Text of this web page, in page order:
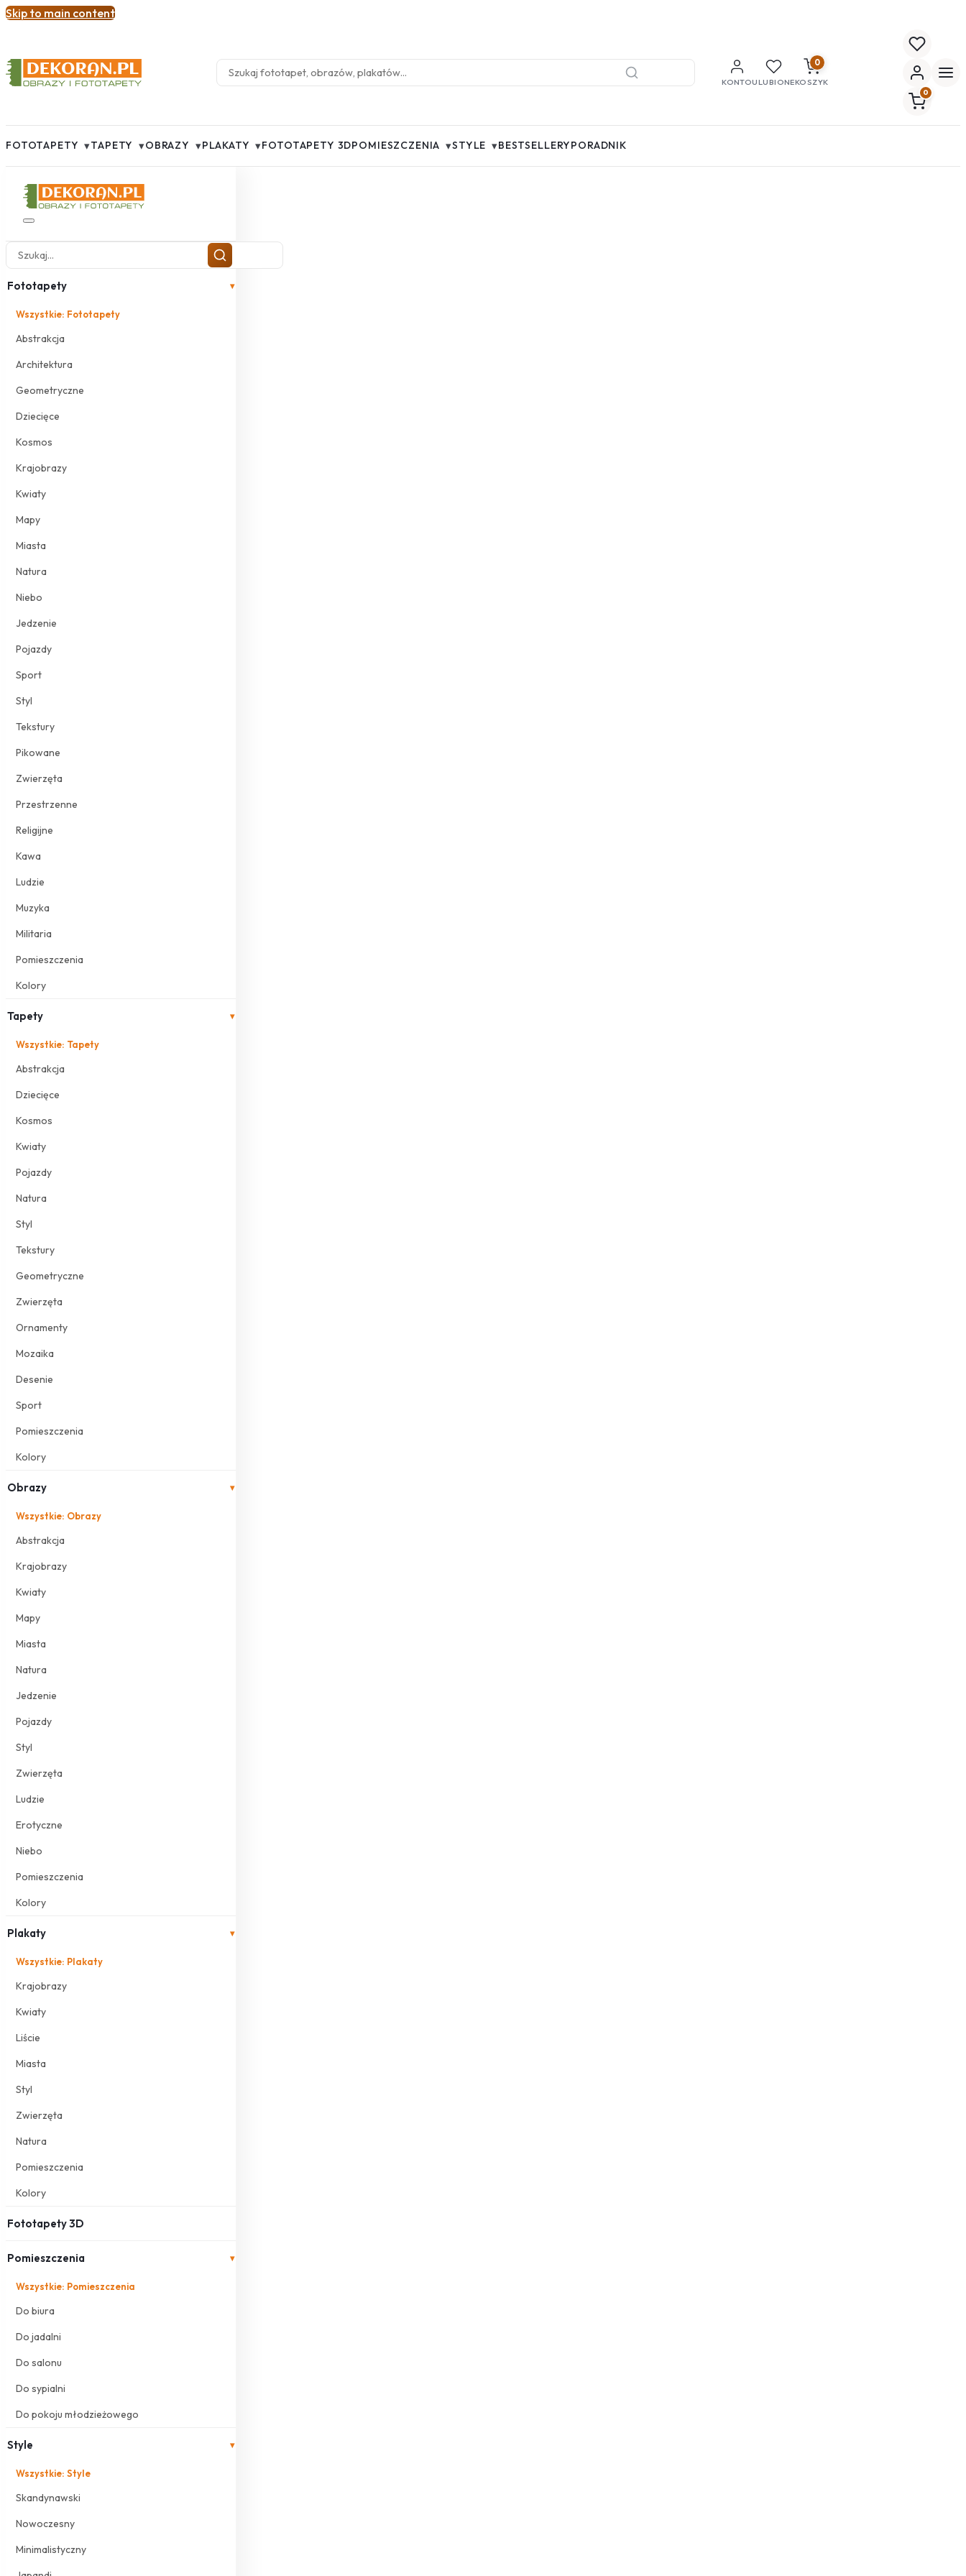
Skip to main content
KONTOULUBIONE
0
KOSZYK
0
FOTOTAPETY ▾TAPETY ▾OBRAZY ▾PLAKATY ▾FOTOTAPETY 3DPOMIESZCZENIA ▾STYLE ▾BESTSELLERYPORADNIK
Fototapety ▾
Wszystkie: Fototapety
Abstrakcja
Architektura
Geometryczne
Dziecięce
Kosmos
Krajobrazy
Kwiaty
Mapy
Miasta
Natura
Niebo
Jedzenie
Pojazdy
Sport
Styl
Tekstury
Pikowane
Zwierzęta
Przestrzenne
Religijne
Kawa
Ludzie
Muzyka
Militaria
Pomieszczenia
Kolory
Tapety ▾
Wszystkie: Tapety
Abstrakcja
Dziecięce
Kosmos
Kwiaty
Pojazdy
Natura
Styl
Tekstury
Geometryczne
Zwierzęta
Ornamenty
Mozaika
Desenie
Sport
Pomieszczenia
Kolory
Obrazy ▾
Wszystkie: Obrazy
Abstrakcja
Krajobrazy
Kwiaty
Mapy
Miasta
Natura
Jedzenie
Pojazdy
Styl
Zwierzęta
Ludzie
Erotyczne
Niebo
Pomieszczenia
Kolory
Plakaty ▾
Wszystkie: Plakaty
Krajobrazy
Kwiaty
Liście
Miasta
Styl
Zwierzęta
Natura
Pomieszczenia
Kolory
Fototapety 3D
Pomieszczenia ▾
Wszystkie: Pomieszczenia
Do biura
Do jadalni
Do salonu
Do sypialni
Do pokoju młodzieżowego
Style ▾
Wszystkie: Style
Skandynawski
Nowoczesny
Minimalistyczny